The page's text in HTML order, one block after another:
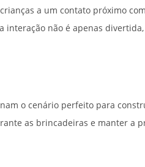
a um contato próximo
não é apenas
o cenário perfeito para
as brincadeiras e manter a